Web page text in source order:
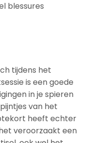
blessures
tijdens het
is een goede
in je spieren
van het
heeft echter
veroorzaakt een